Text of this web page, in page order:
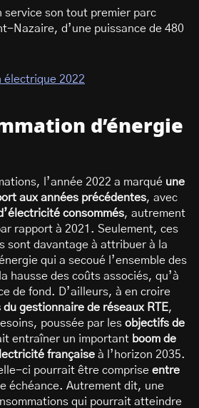
service son tout premier parc
Nazaire, d’une puissance de 480
électrique 2022
d’énergie
l’année 2022 a marqué une
aux années précédentes, avec
consommés, autrement
rapport à 2021. Seulement, ces
sont davantage à attribuer à la
qui a secoué l’ensemble des
hausse des coûts associés, qu’à
de fond. D’ailleurs, à en croire
du gestionnaire de réseaux RTE,
poussée par les objectifs de
entraîner un important boom de
française à l’horizon 2035.
ci pourrait être comprise entre
échéance. Autrement dit, une
qui pourrait atteindre